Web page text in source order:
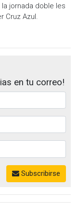
jornada doble les
Cruz Azul.
en tu correo!
Subscribirse